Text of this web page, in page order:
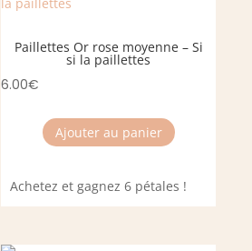
Paillettes Or rose moyenne – Si
si la paillettes
6.00€
Ajouter au panier
Achetez et gagnez 6 pétales !